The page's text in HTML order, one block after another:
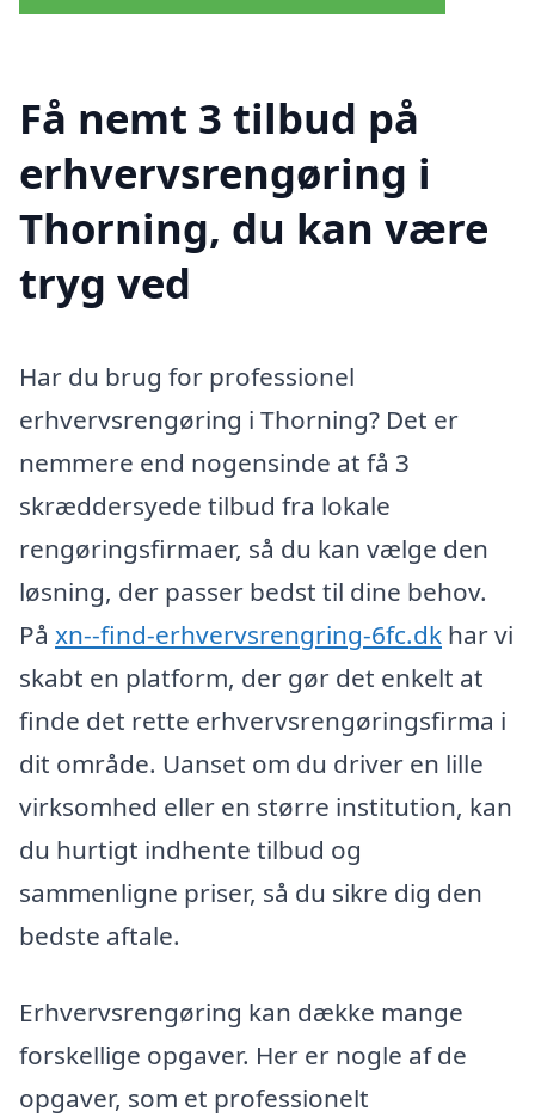
Få nemt 3 tilbud på
erhvervsrengøring i
Thorning, du kan være
tryg ved
Har du brug for professionel
erhvervsrengøring i Thorning? Det er
nemmere end nogensinde at få 3
skræddersyede tilbud fra lokale
rengøringsfirmaer, så du kan vælge den
løsning, der passer bedst til dine behov.
På xn--find-erhvervsrengring-6fc.dk har vi
skabt en platform, der gør det enkelt at
finde det rette erhvervsrengøringsfirma i
dit område. Uanset om du driver en lille
virksomhed eller en større institution, kan
du hurtigt indhente tilbud og
sammenligne priser, så du sikre dig den
bedste aftale.
Erhvervsrengøring kan dække mange
forskellige opgaver. Her er nogle af de
opgaver, som et professionelt